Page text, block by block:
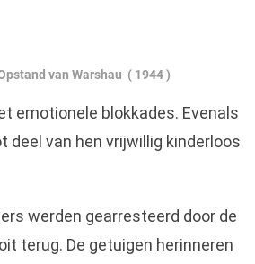
van Warshau ( 1944 )
emotionele blokkades. Evenals
deel van hen vrijwillig kinderloos
werden gearresteerd door de
terug. De getuigen herinneren